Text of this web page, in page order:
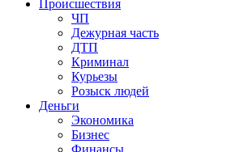
Происшествия
ЧП
Дежурная часть
ДТП
Криминал
Курьезы
Розыск людей
Деньги
Экономика
Бизнес
Финансы